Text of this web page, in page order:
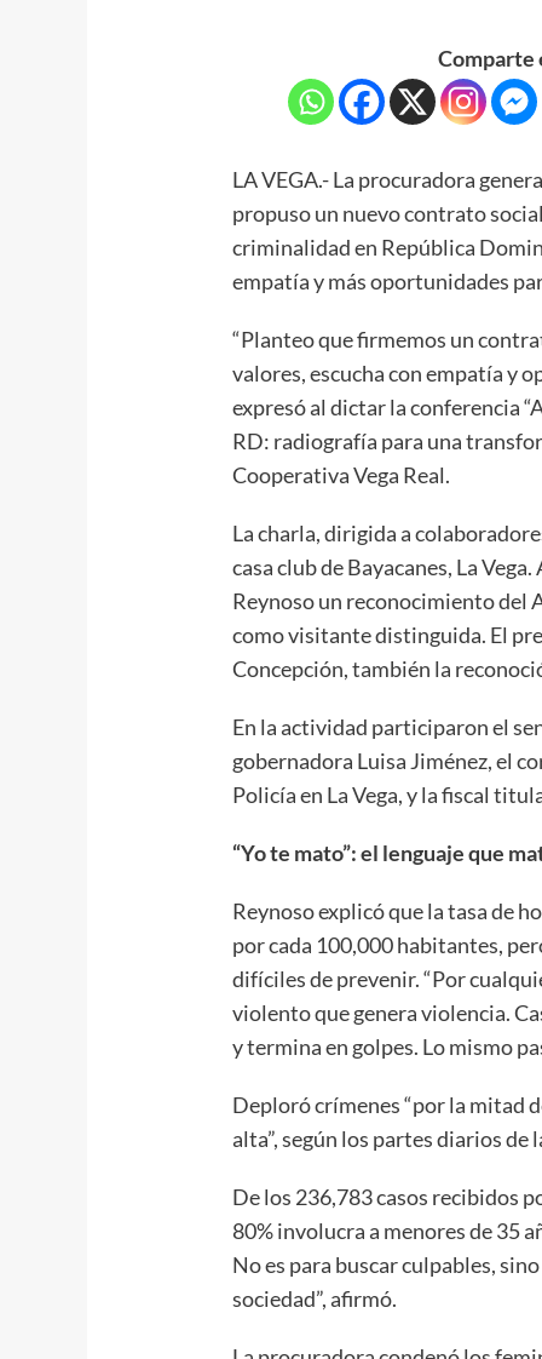
Comparte
LA VEGA.- La procuradora
propuso un nuevo contrato
criminalidad en República
empatía y más oportunidades
“Planteo que firmemos un
valores, escucha con empatía y
expresó al dictar la conferencia
RD: radiografía para una
Cooperativa Vega Real.
La charla, dirigida a
casa club de Bayacanes, La
Reynoso un reconocimiento del
como visitante distinguida. El
Concepción, también la
En la actividad participaron el
gobernadora Luisa Jiménez, el
Policía en La Vega, y la fiscal
“Yo te mato”: el lenguaje que
Reynoso explicó que la tasa de
por cada 100,000 habitantes,
difíciles de prevenir. “Por
violento que genera violencia.
y termina en golpes. Lo mismo
Deploró crímenes “por la mitad
alta”, según los partes diarios de
De los 236,783 casos recibidos
80% involucra a menores de 35
No es para buscar culpables,
sociedad”, afirmó.